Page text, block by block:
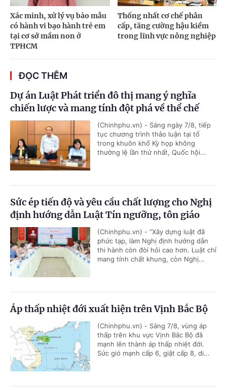
Xác minh, xử lý vụ bảo mẫu
có hành vi bạo hành trẻ em
tại cơ sở mầm non ở
TPHCM
Thống nhất cơ chế phân
cấp, tăng cường hậu kiểm
trong lĩnh vực nông nghiệp
ĐỌC THÊM
Dự án Luật Phát triển đô thị mang ý nghĩa
chiến lược và mang tính đột phá về thể chế
(Chinhphu.vn) - Sáng ngày 7/8, tiếp
tục chương trình thảo luận tại tổ
trong khuôn khổ Kỳ họp không
thường lệ lần thứ nhất, Quốc hội...
Sức ép tiến độ và yêu cầu chất lượng cho Nghị
định hướng dẫn Luật Tín ngưỡng, tôn giáo
(Chinhphu.vn) - “Xây dựng luật đã
phức tạp, làm Nghị định hướng dẫn
thi hành còn đòi hỏi cao hơn. Luật chỉ
mang tính chất khung, còn Nghị...
Áp thấp nhiệt đới xuất hiện trên Vịnh Bắc Bộ
(Chinhphu.vn) - Sáng 7/8, vùng áp
thấp trên khu vực Vịnh Bắc Bộ đã
mạnh lên thành áp thấp nhiệt đới.
Sức gió mạnh cấp 6, giật cấp 8, di...